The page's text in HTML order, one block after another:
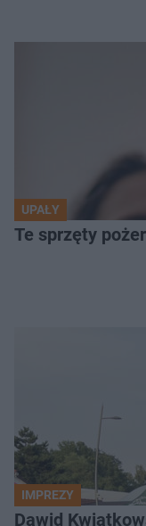
UPAŁY
Te sprzęty
IMPREZY
Dawid